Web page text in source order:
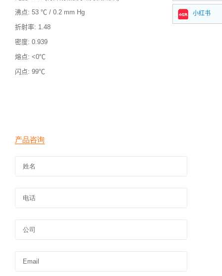
沸点: 53 ℃ / 0.2 mm Hg
折射率: 1.48
密度: 0.939
熔点: <0℃
闪点: 99℃
小红书